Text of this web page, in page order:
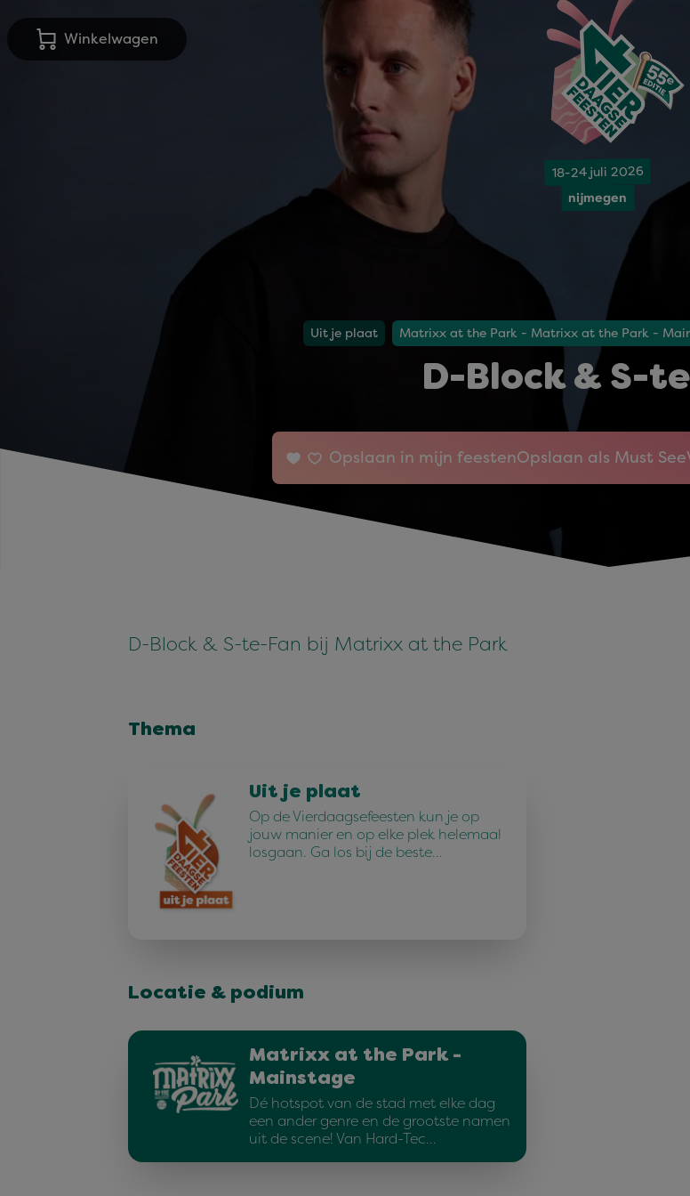
Winkelwagen
18-24 juli 2026
nijmegen
Uit je plaat Matrixx at the Park - Matrixx at the Park -
D-Block & S-
Opslaan in mijn feestenOpslaan als Must See
D-Block & S-te-Fan bij Matrixx at the Park
Thema
Uit je plaat
Op de Vierdaagsefeesten kun je op
jouw manier en op elke plek helemaal
losgaan. Ga los bij de beste…
Locatie & podium
Matrixx at the Park -
Mainstage
Dé hotspot van de stad met elke dag
een ander genre en de grootste namen
uit de scene! Van Hard-Tec…